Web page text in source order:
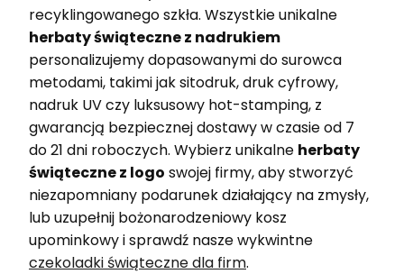
recyklingowanego szkła. Wszystkie unikalne
herbaty świąteczne z nadrukiem
personalizujemy dopasowanymi do surowca
metodami, takimi jak sitodruk, druk cyfrowy,
nadruk UV czy luksusowy hot-stamping, z
gwarancją bezpiecznej dostawy w czasie od 7
do 21 dni roboczych. Wybierz unikalne herbaty
świąteczne z logo swojej firmy, aby stworzyć
niezapomniany podarunek działający na zmysły,
lub uzupełnij bożonarodzeniowy kosz
upominkowy i sprawdź nasze wykwintne
czekoladki świąteczne dla firm.